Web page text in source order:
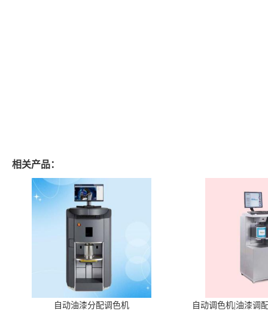
相关产品：
自动油漆分配调色机 自动调色机|油漆调